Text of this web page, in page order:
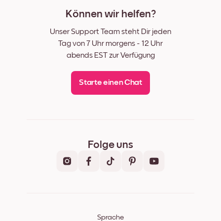
Können wir helfen?
Unser Support Team steht Dir jeden
Tag von 7 Uhr morgens - 12 Uhr
abends EST zur Verfügung
Starte einen Chat
Folge uns
Sprache